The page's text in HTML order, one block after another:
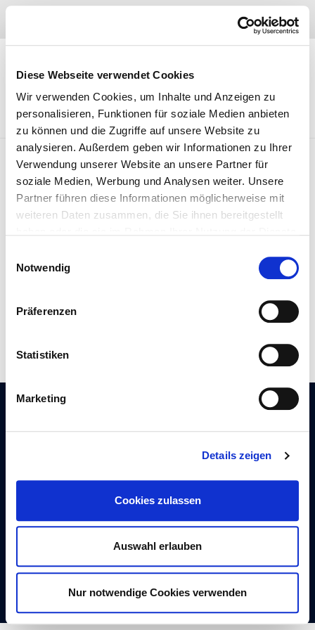
Diese Webseite verwendet Cookies
Wir verwenden Cookies, um Inhalte und Anzeigen zu
personalisieren, Funktionen für soziale Medien anbieten
zu können und die Zugriffe auf unsere Website zu
analysieren. Außerdem geben wir Informationen zu Ihrer
Verwendung unserer Website an unsere Partner für
soziale Medien, Werbung und Analysen weiter. Unsere
Partner führen diese Informationen möglicherweise mit
weiteren Daten zusammen, die Sie ihnen bereitgestellt
Cookies, wenn Sie unsere Webseite weiterhin nutzen.
Notwendig
Präferenzen
Statistiken
Marketing
Details zeigen
Cookies zulassen
Auswahl erlauben
Nur notwendige Cookies verwenden
Skip
Keine Kommentare Azr_admin 24. März 2011
KONTAKT
Am Nordkreuz 8
T. 0 44 02 – 97 47 91-0
azr-autogas@ewe.net
Autogaszentrum Rastede